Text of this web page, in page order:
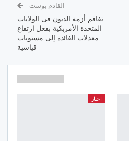
القادم بوست
تفاقم أزمة الديون فى الولايات
المتحدة الأمريكية بفعل ارتفاع
معدلات الفائدة إلى مستويات
قياسية
اخبار